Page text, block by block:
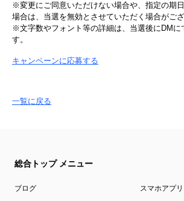
※変更にご同意いただけない場合や、指定の期
場合は、当選を無効とさせていただく場合がござ
※文字数やフォント等の詳細は、当選後にDMに
す。
キャンペーンに応募する
一覧に戻る
総合トップ メニュー
ブログ スマホアプリ